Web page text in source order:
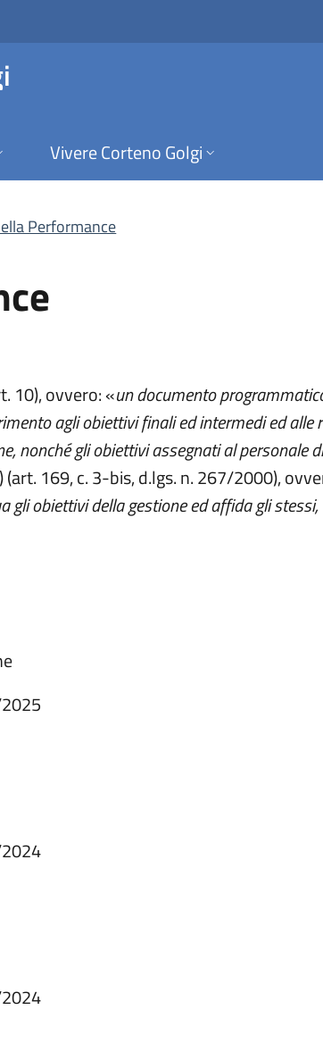
Vivere Corteno Golgi
Performance
10), ovvero: «un documento
agli obiettivi finali ed intermedi ed
nonché gli obiettivi assegnati al personale
169, c. 3-bis, d.lgs. n. 267/2000),
gli obiettivi della gestione ed affida gli